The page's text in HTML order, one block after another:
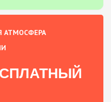
АТМОСФЕРА